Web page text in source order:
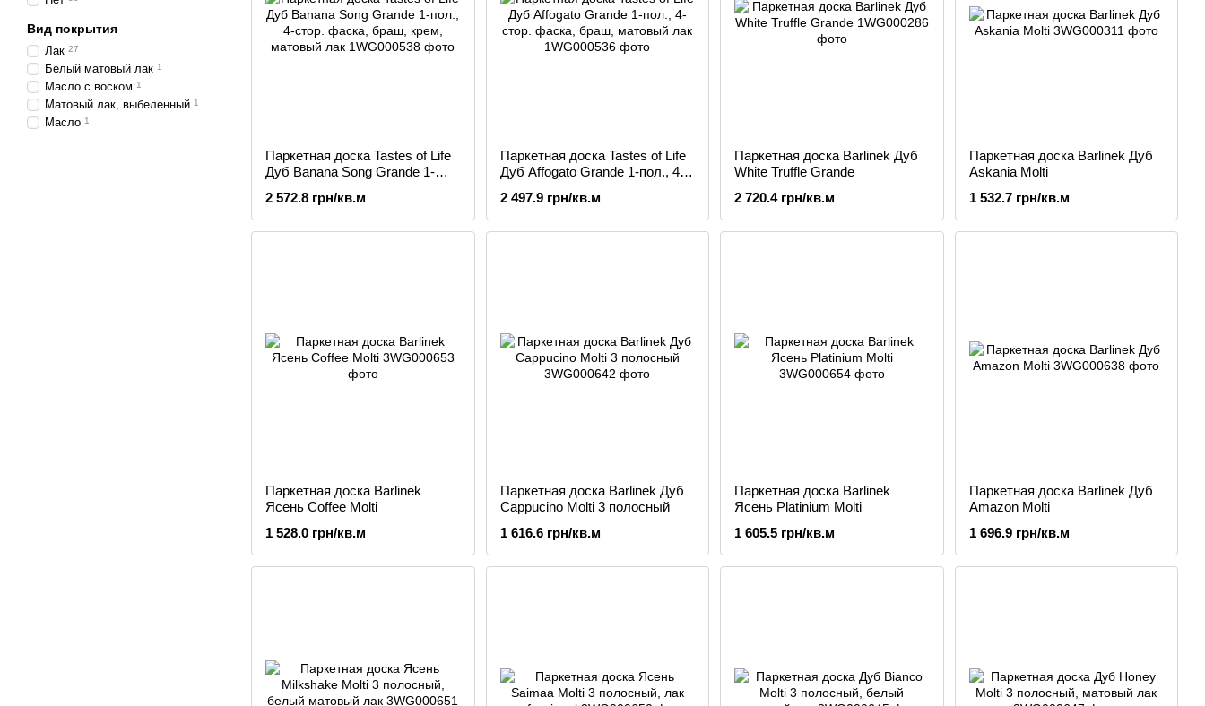
Паркетная доска Tastes of Life
Дуб Banana Song Grande 1-
крем, матовый лак
2 572.8 грн/кв.м
Паркетная доска Tastes of Life
Дуб Affogato Grande 1-пол., 4-
лак
2 497.9 грн/кв.м
Паркетная доска Barlinek Дуб
White Truffle Grande
2 720.4 грн/кв.м
Паркетная доска Barlinek Дуб
Askania Molti
1 532.7 грн/кв.м
Паркетная доска Barlinek
Ясень Coffee Molti
1 528.0 грн/кв.м
Паркетная доска Barlinek Дуб
Cappucino Molti 3 полосный
1 616.6 грн/кв.м
Паркетная доска Barlinek
Ясень Platinium Molti
1 605.5 грн/кв.м
Паркетная доска Barlinek Дуб
Amazon Molti
1 696.9 грн/кв.м
Вид покрытия
Лак 27
Белый матовый лак 1
Масло с воском 1
Матовый лак, выбеленный 1
Масло 1